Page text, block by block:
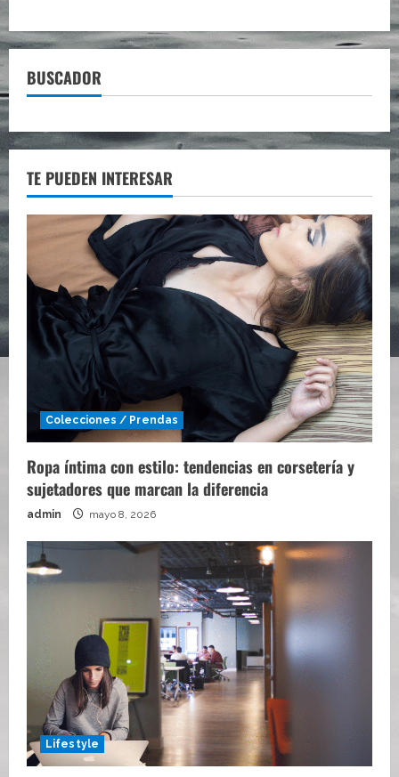
BUSCADOR
TE PUEDEN INTERESAR
Colecciones / Prendas
Ropa íntima con estilo: tendencias en corsetería y
sujetadores que marcan la diferencia
admin mayo 8, 2026
Lifestyle